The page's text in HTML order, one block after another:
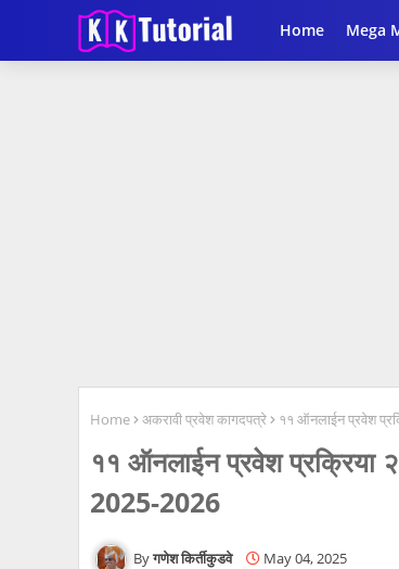
Home Mega
Home अकरावी प्रवेश कागदपत्रे ११ ऑनलाईन प्रवेश
११ ऑनलाईन प्रवेश
2025-2026
गणेश किर्तीकुडवे May 04, 2025